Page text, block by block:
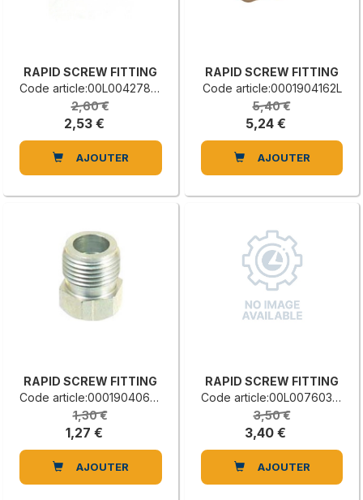
RAPID SCREW FITTING
Code article:00L0042784D
2,60 €
2,53 €
AJOUTER
RAPID SCREW FITTING
Code article:0001904162L
5,40 €
5,24 €
AJOUTER
RAPID SCREW FITTING
Code article:0001904064B
1,30 €
1,27 €
AJOUTER
RAPID SCREW FITTING
Code article:00L0076035F
3,50 €
3,40 €
AJOUTER